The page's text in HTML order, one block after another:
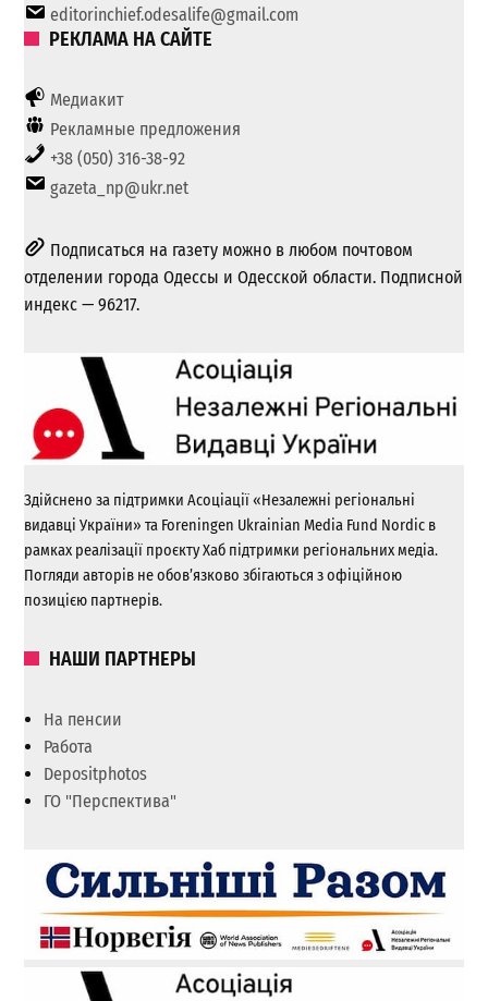
editorinchief.odesalife@gmail.com
РЕКЛАМА НА САЙТЕ
Медиакит
Рекламные предложения
+38 (050) 316-38-92
gazeta_np@ukr.net
Подписаться на газету можно в любом почтовом
отделении города Одессы и Одесской области. Подписной
индекс — 96217.
Здійснено за підтримки Асоціації «Незалежні регіональні
видавці України» та Foreningen Ukrainian Media Fund Nordic в
рамках реалізації проєкту Хаб підтримки регіональних медіа.
Погляди авторів не обов’язково збігаються з офіційною
позицією партнерів.
НАШИ ПАРТНЕРЫ
На пенсии
Работа
Depositphotos
ГО "Перспектива"